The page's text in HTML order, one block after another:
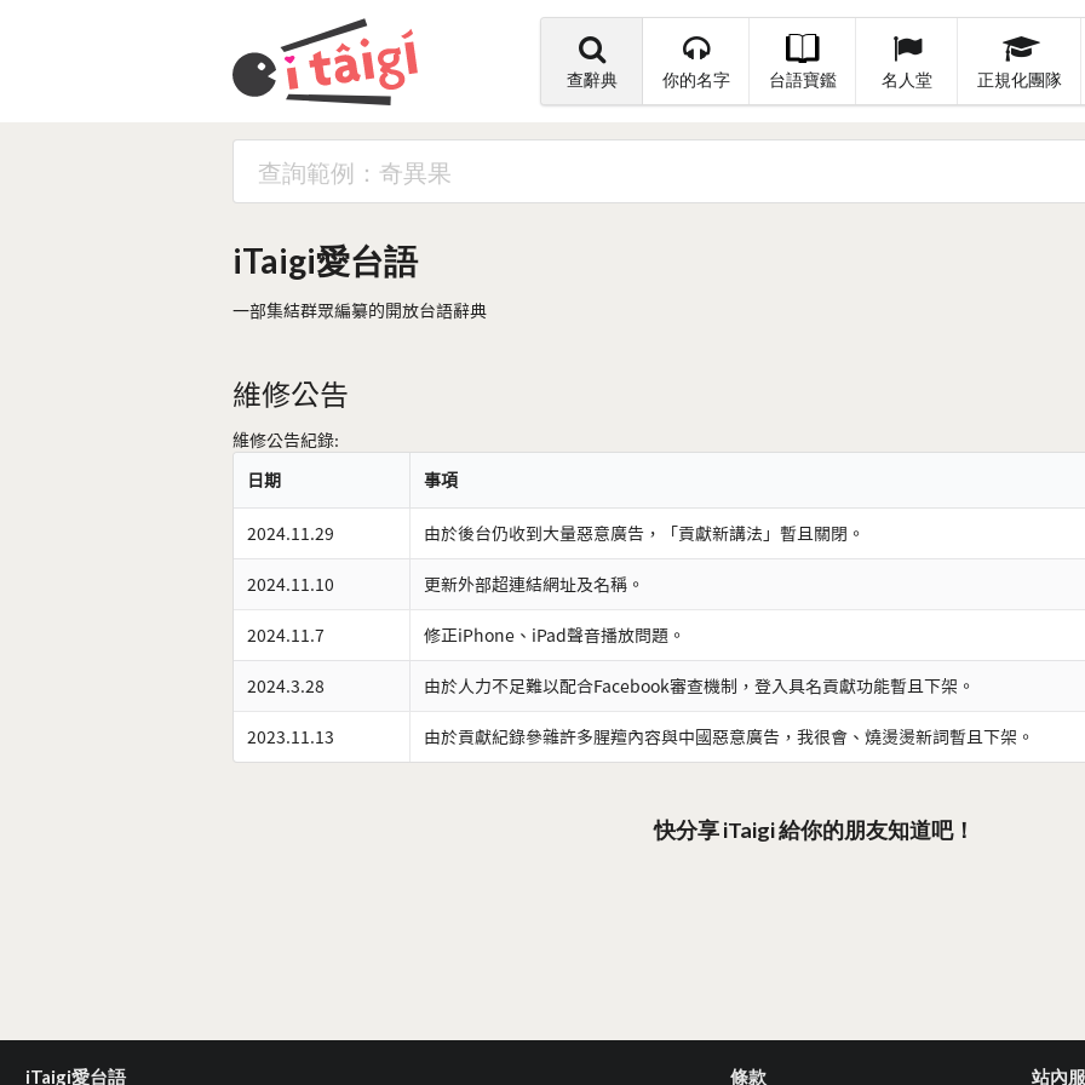
查辭典 你的名字 台語寶鑑 名人堂 正規化團隊
iTaigi愛台語
一部集結群眾編纂的開放台語辭典
維修公告
維修公告紀錄:
日期
事項
2024.11.29 由於後台仍收到大量惡意廣告，「貢獻新講法」暫且關閉。
2024.11.10 更新外部超連結網址及名稱。
2024.11.7 修正iPhone、iPad聲音播放問題。
2024.3.28 由於人力不足難以配合Facebook審查機制，登入具名貢獻功能暫且下架。
2023.11.13 由於貢獻紀錄參雜許多腥羶內容與中國惡意廣告，我很會、燒燙燙新詞暫且下架。
快分享 iTaigi 給你的朋友知道吧！
iTaigi愛台語 條款 站內